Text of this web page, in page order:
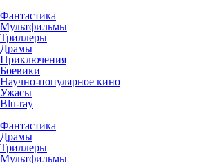
Фантастика
Мультфильмы
Триллеры
Драмы
Приключения
Боевики
Научно-популярное кино
Ужасы
Blu-ray
Фантастика
Драмы
Триллеры
Мультфильмы